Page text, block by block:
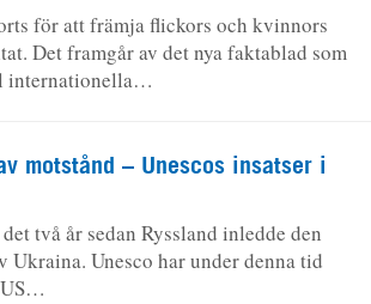
för att främja flickors och kvinnors
Det framgår av det nya faktablad som
internationella…
motstånd – Unescos insatser i
två år sedan Ryssland inledde den
Unesco har under denna tid